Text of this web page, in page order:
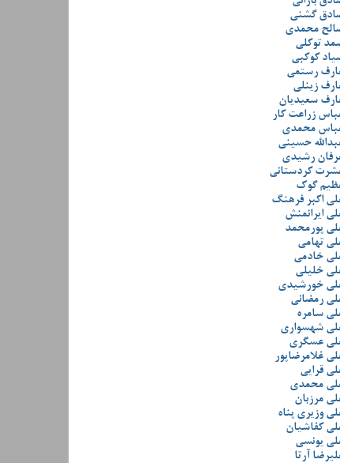
گشنی
محمدی
توکلی
کوکبی
رستمی
زینلی
سعیدیان
زراعت کار
محمدی
حسینی
رشیدی
کردستانی
گوک
اکبر فرهنگ
ایرانمنش
پورمحمد
تهامی
خادمی
خلیلی
خورشیدی
رمضانی
سامره
شهسواری
عسگری
غلامرضاپور
قرایی
محمدی
مرزبان
وزیری پناه
کفاشیان
یونسی
آرتا